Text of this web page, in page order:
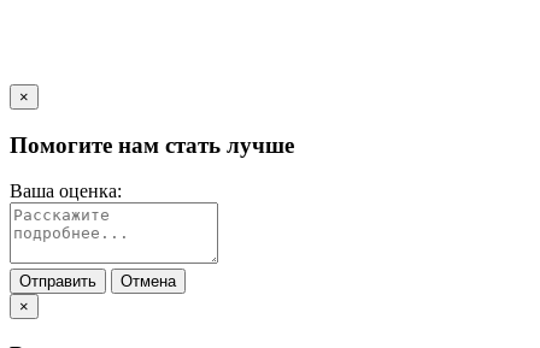
×
Помогите нам стать лучше
Ваша оценка:
Отправить
Отмена
×